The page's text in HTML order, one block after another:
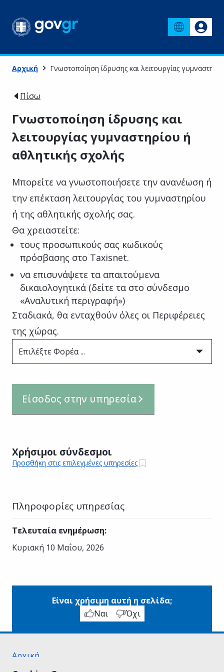
Αρχική Γνωστοποίηση ίδρυσης και λειτουργίας
Πίσω
Γνωστοποίηση ίδρυσης και
λειτουργίας γυμναστηρίου ή
αθλητικής σχολής
Μπορείτε να γνωστοποιήσετε την ανανέωση ή
την επέκταση λειτουργίας του γυμναστηρίου
ή της αθλητικής σχολής σας.
Θα χρειαστείτε:
τους προσωπικούς σας κωδικούς
πρόσβασης στο Taxisnet.
να επισυνάψετε τα απαιτούμενα
δικαιολογητικά (δείτε τα στο σύνδεσμο
«Αναλυτική περιγραφή»)
Σταδιακά, θα ενταχθούν όλες οι Περιφέρειες
της χώρας.
Επιλέξτε Φορέα ...
Είσοδος στην υπηρεσία
Χρήσιμοι σύνδεσμοι
Προσθήκη στις επιλεγμένες υπηρεσίες
Πληροφορίες υπηρεσίας
Τελευταία ενημέρωση:
Κυριακή 10 Μαΐου, 2026
Είναι χρήσιμη αυτή η σελίδα;
Ναι
Όχι
Αρχική